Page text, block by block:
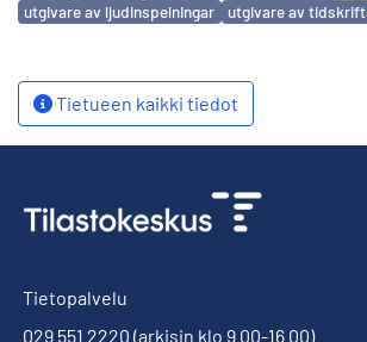
utgivare av ljudinspelningar
utgivare av
Tietueen kaikki tiedot
Tietopalvelu
029 551 2220 (arkisin klo 9.00-16.00)